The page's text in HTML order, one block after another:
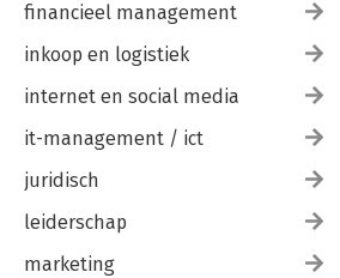
financieel management
inkoop en logistiek
internet en social media
it-management / ict
juridisch
leiderschap
marketing